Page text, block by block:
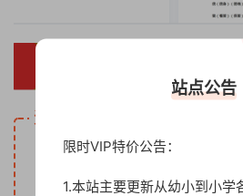
资源下载
下载价格
VIP免费
站点公告
限时VIP特价公告：
1.本站主要更新从幼小到小学